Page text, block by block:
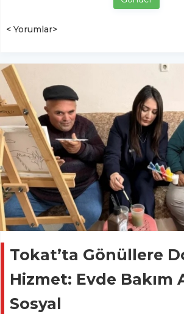
< Yorumlar>
Tokat’ta Gönüllere
Hizmet: Evde Bakım
Sosyal